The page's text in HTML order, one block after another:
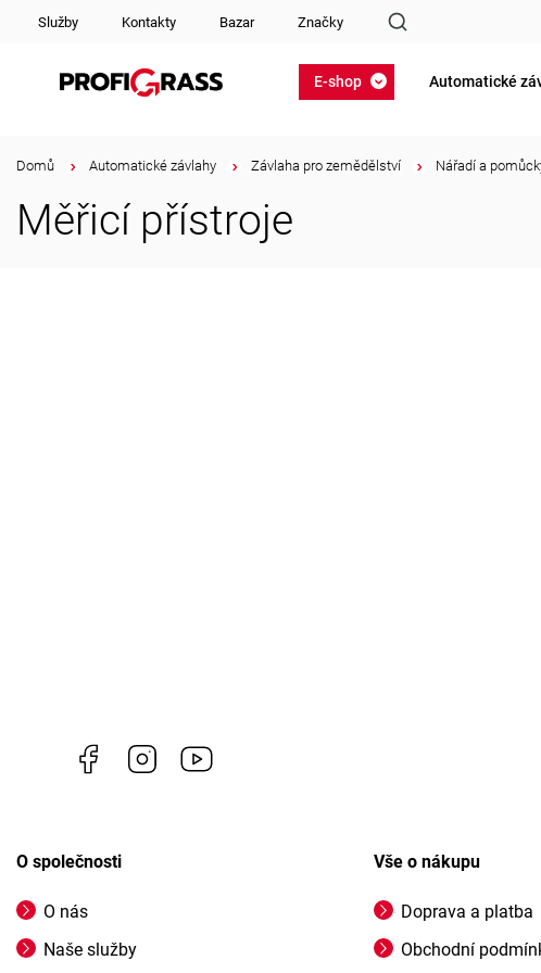
Služby Kontakty Bazar Značky
E-shop Automatické
Domů Automatické závlahy Závlaha pro zemědělství Nářadí a
Měřicí přístroje
Facebook Instagram
O společnosti
O nás
Naše služby
Vše o nákupu
Doprava a platba
Obchodní